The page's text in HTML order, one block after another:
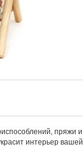
пряжи
интерьер